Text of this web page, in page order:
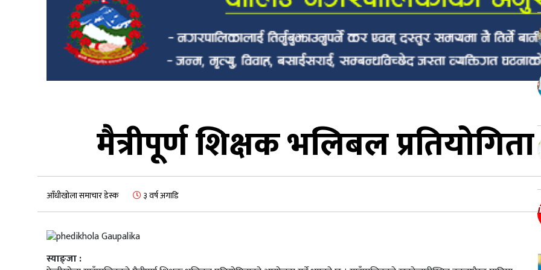
मैत्रीपूर्ण शिक्षक भलिबल
आँधीखोला समाचार डेस्क ३ वर्ष अगाडि
स्याङ्जा :